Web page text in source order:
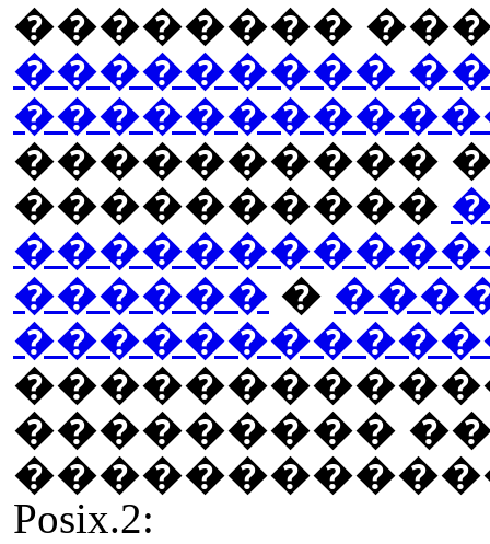
��������
���������
����������
����������
������ �
���������
Posix.2: